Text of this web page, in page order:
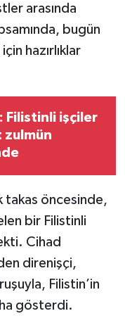
arasında
bugün
hazırlıklar
Filistinli işçiler
takas öncesinde,
bir Filistinli
Cihad
direnişçi,
Filistin’in
gösterdi.